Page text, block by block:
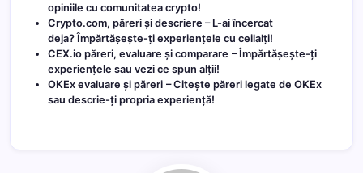
opiniile cu comunitatea crypto!
Crypto.com, păreri și descriere – L-ai încercat
deja? Împărtășește-ți experiențele cu ceilalți!
CEX.io păreri, evaluare și comparare – Împărtășește-ți
experiențele sau vezi ce spun alții!
OKEx evaluare și păreri – Citește păreri legate de OKEx
sau descrie-ți propria experiență!